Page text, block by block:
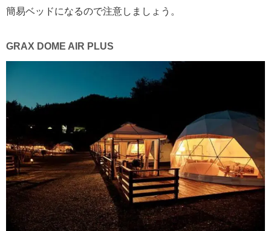
簡易ベッドになるので注意しましょう。
GRAX DOME AIR PLUS